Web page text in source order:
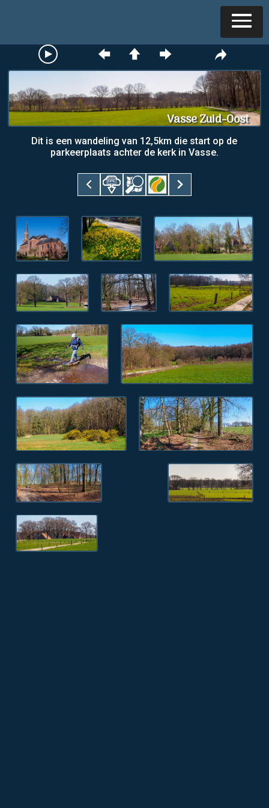
Vasse Zuid-Oost
Dit is een wandeling van 12,5km die start op de
parkeerplaats achter de kerk in Vasse.